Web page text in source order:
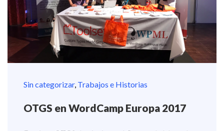
Sin categorizar, Trabajos e Historias
OTGS en WordCamp Europa 2017